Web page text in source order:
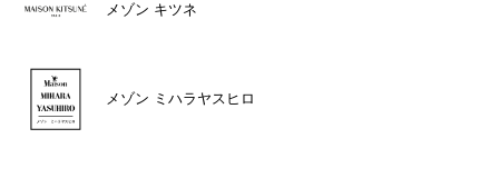
メゾン キツネ
メゾン ミハラヤスヒロ